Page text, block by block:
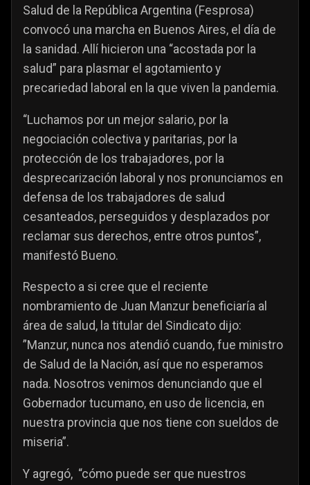
Salud de la República Argentina (Fesprosa)
convocó una marcha en Buenos Aires, el día de
la sanidad. Allí hicieron una “acostada por la
salud” para plasmar el agotamiento y
precariedad laboral en la que viven la pandemia.
“Luchamos por un mejor salario, por la
negociación colectiva y paritarias, por la
protección de los trabajadores, por la
desprecarización laboral y nos pronunciamos en
defensa de los trabajadores de salud
cesanteados, perseguidos y desplazados por
reclamar sus derechos, entre otros puntos”,
manifestó Bueno.
Respecto a si cree que el reciente
nombramiento de Juan Manzur beneficiaría al
área de salud, la titular del Sindicato dijo:
”Manzur, nunca nos atendió cuando, fue ministro
de Salud de la Nación, así que no esperamos
nada. Nosotros venimos denunciando que el
Gobernador tucumano, en uso de licencia, en
nuestra provincia que nos tiene con sueldos de
miseria”.
Y agregó, “cómo puede ser que nuestros